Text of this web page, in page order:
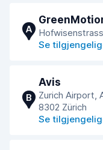
A
Se
B
Avis
Zurich Airport,
8302 Zürich
Se